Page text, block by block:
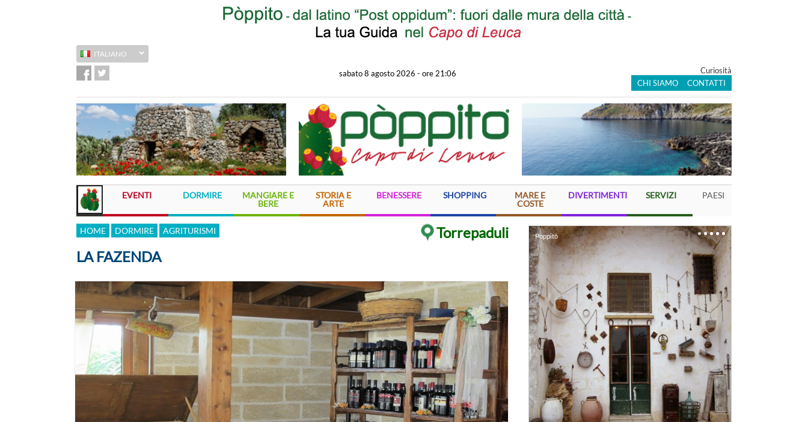
ITALIANO
sabato 8 agosto 2026 - ore 21:06
Curiosità
CHI SIAMO
CONTATTI
EVENTI DORMIRE
MANGIARE E
BERE
STORIA E
ARTE
BENESSERE SHOPPING
MARE E
COSTE
DIVERTIMENTI SERVIZI PAESI
HOME DORMIRE AGRITURISMI
Torrepaduli
LA FAZENDA
Poppitò